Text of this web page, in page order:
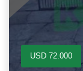
USD 72.000